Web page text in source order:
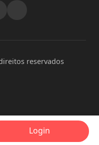
reservados
Login